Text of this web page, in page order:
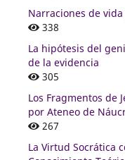
Narraciones de
338
La hipótesis del
de la evidencia
305
Los Fragmentos de
por Ateneo de
267
La Virtud Socrática